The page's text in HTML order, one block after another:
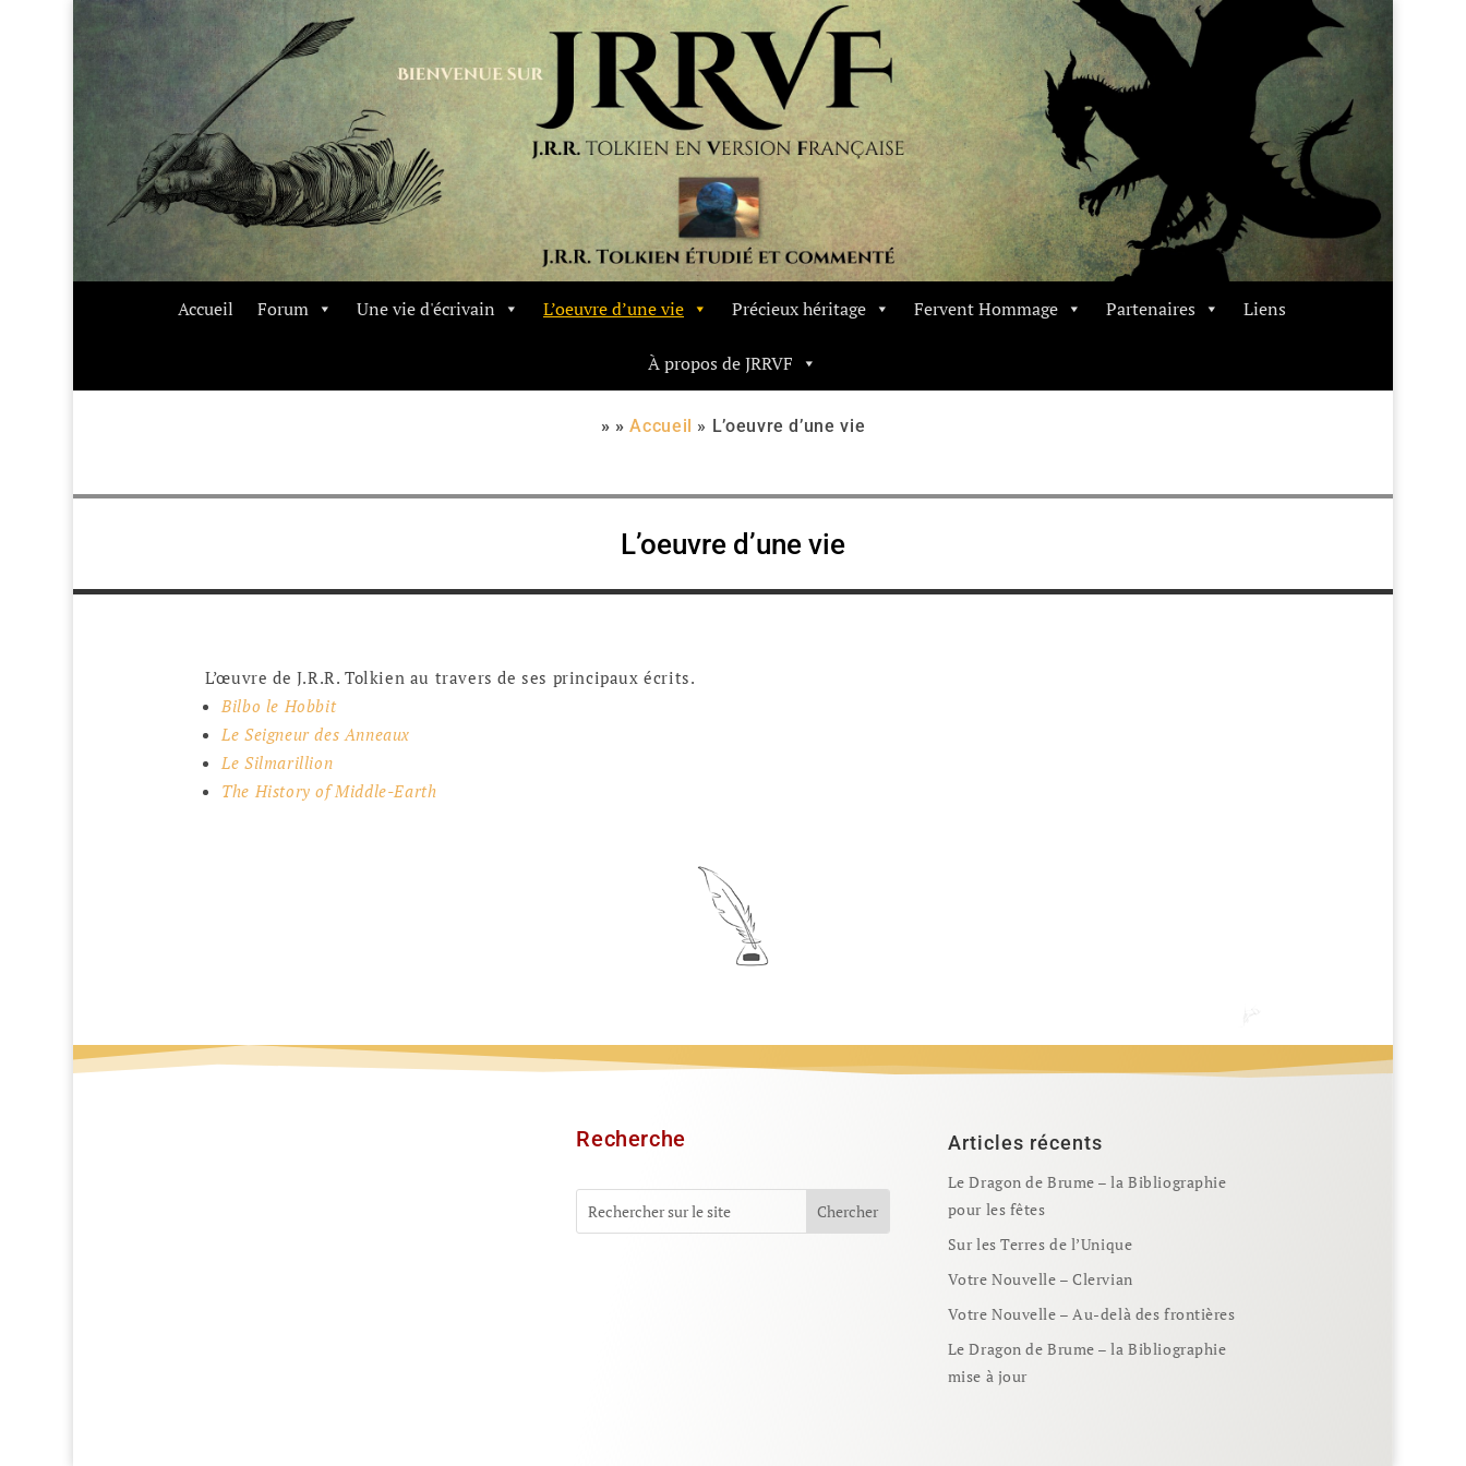
Accueil Forum Une vie d'écrivain L’oeuvre d’une vie Précieux héritage Fervent Hommage Partenaires Liens
À propos de JRRVF
» » Accueil » L’oeuvre d’une vie
L’oeuvre d’une vie
L’œuvre de J.R.R. Tolkien au travers de ses principaux écrits.
Bilbo le Hobbit
Le Seigneur des Anneaux
Le Silmarillion
The History of Middle-Earth
Recherche Articles récents
Le Dragon de Brume – la Bibliographie
pour les fêtes
Sur les Terres de l’Unique
Votre Nouvelle – Clervian
Votre Nouvelle – Au-delà des frontières
Le Dragon de Brume – la Bibliographie
mise à jour